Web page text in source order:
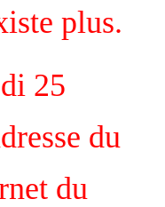
plus.
25
du
du